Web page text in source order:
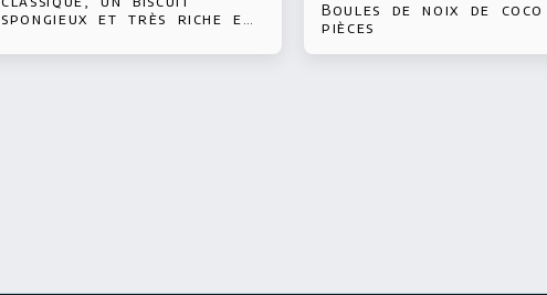
spongieux et très riche en
principale est la forme de
Boules de noix de coco 35
pièces